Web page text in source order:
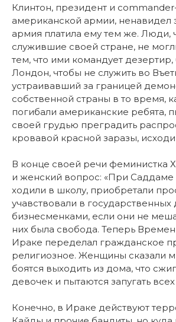
Клинтон, президент и
американской армии, ненавидел
армия платила ему тем же. Люди,
служившие своей стране, не
тем, что ими командует
Лондон, чтобы не служить во
устраивавший за границей
собственной страны в то время,
погибали американские ребята,
своей грудью преградить
кровавой красной заразы,
В конце своей речи феминистка
и женский вопрос: «При
ходили в школу, приобретали
учавствовали в государственных
бизнесменками, если они не
них была свобода. Теперь
Ираке переделал гражданское
религиозное. Женщины сказали
боятся выходить из дома, что
девочек и пытаются запугать
Конечно, в Ираке действуют